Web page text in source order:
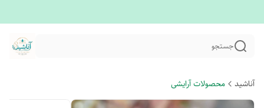
جستجو
آناشید محصولات آرایشی